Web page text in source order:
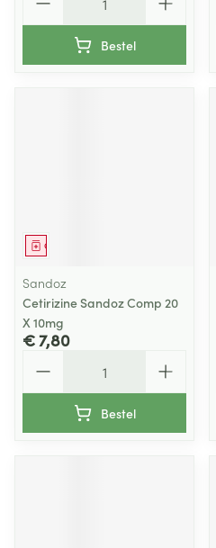
Bestel
Geneesmiddel
Sandoz
Cetirizine Sandoz Comp 20
X 10mg
€ 7,80
Bestel